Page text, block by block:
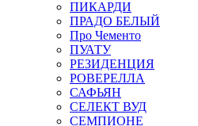
ПИКАРДИ
ПРАДО БЕЛЫЙ
Про Чементо
ПУАТУ
РЕЗИДЕНЦИЯ
РОВЕРЕЛЛА
САФЬЯН
СЕЛЕКТ ВУД
СЕМПИОНЕ